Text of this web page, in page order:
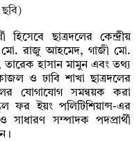
ছাত্রদলের কেন্দ্রীয়
মো. রাজু আহমেদ, গাজী মো.
তারেক হাসান মামুন এবং তথ্য
ও ঢাবি শাখা ছাত্রদলের
যোগাযোগ সমন্বয়ক করা
ফর ইয়ং পলিটিশিয়ান্স-এর
সম্পাদক পদপ্রার্থী